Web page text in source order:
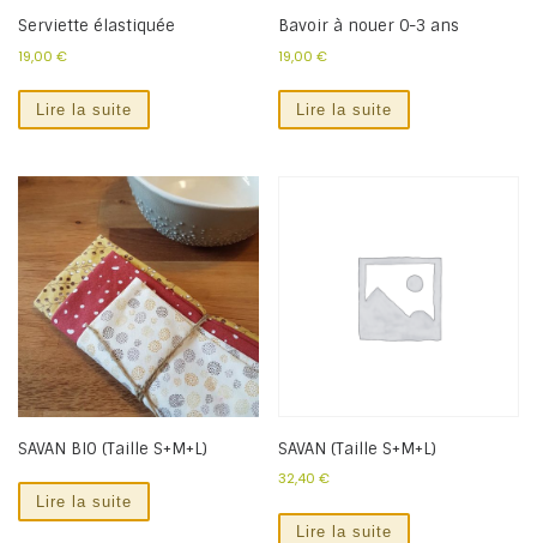
Serviette élastiquée
19,00 €
Lire la suite
Bavoir à nouer 0-3 ans
19,00€
Lire la suite
SAVAN BIO (Taille S+M+L)
Lire la suite
SAVAN (Taille S+M+L)
32,40€
Lire la suite